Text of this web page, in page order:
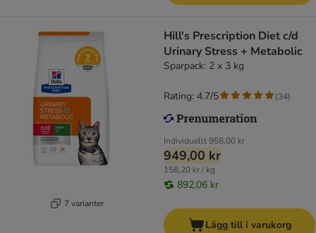
7 varianter
Hill's Prescription Diet c/d
Urinary Stress + Metabolic
Sparpack: 2 x 3 kg
Individuellt958,00 kr
949,00 kr
158,20 kr / kg
892,06 kr
Rating: 4.7/5 (34)
Lägg till i varukorg